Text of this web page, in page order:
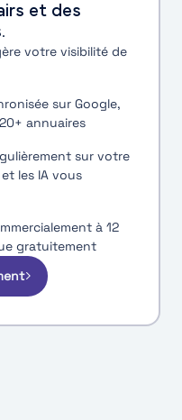
et des
votre visibilité de
sur Google,
annuaires
sur votre
les IA vous
à 12
gratuitement